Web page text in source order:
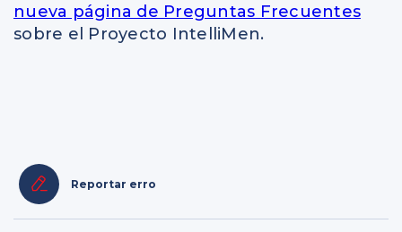
nueva página de Preguntas Frecuentes
sobre el Proyecto IntelliMen.
Reportar erro